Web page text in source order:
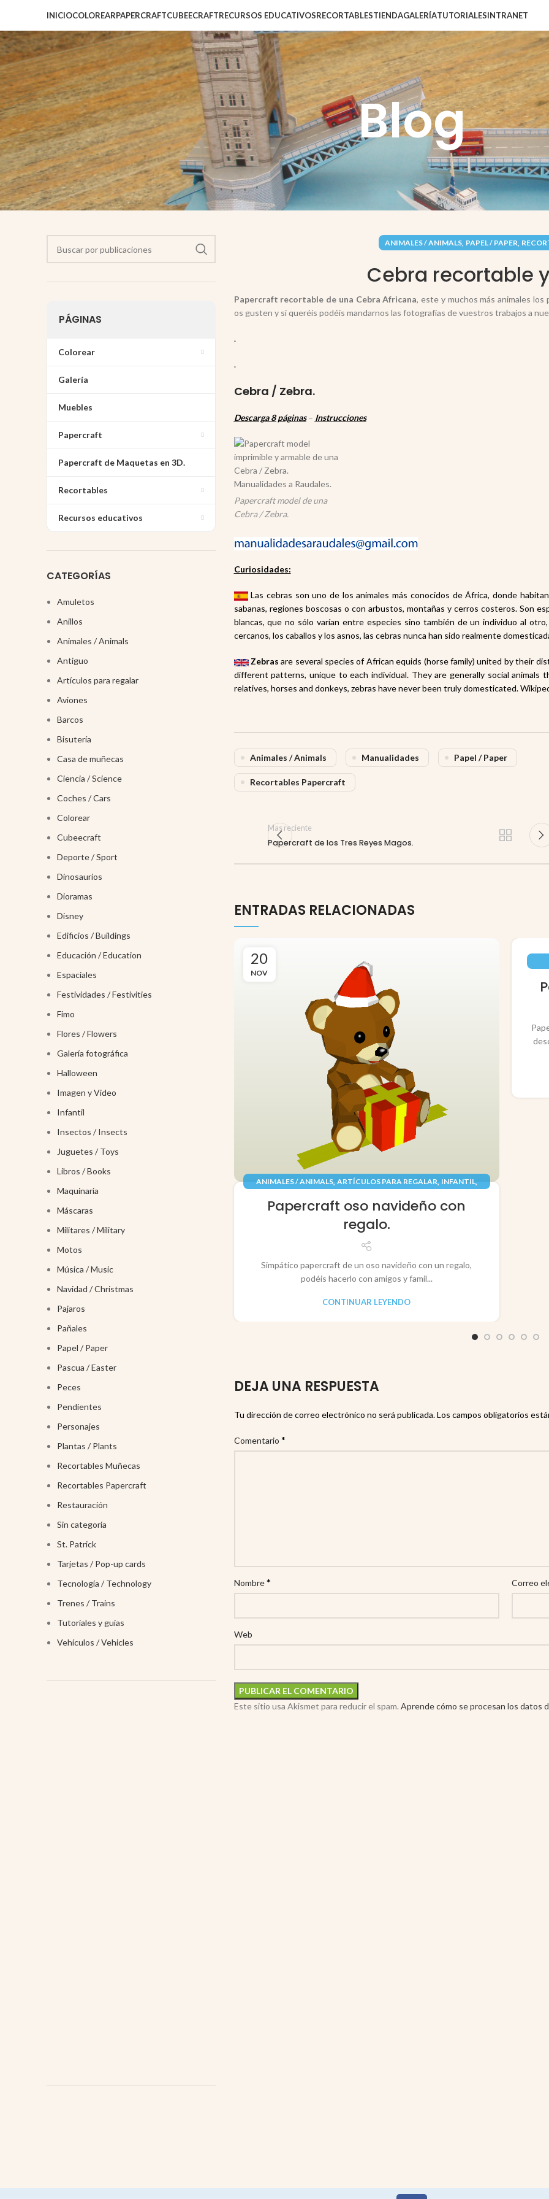
INICIOCOLOREARPAPERCRAFTCUBEECRAFTRECURSOS EDUCATIVOSRECORTABLESTIENDAGALERÍATUTORIALESINTRANET
Blog
ANIMALES / ANIMALS, PAPEL / PAPER,
Cebra recortable
Papercraft recortable de una Cebra Africana, este y muchos más animales
os gusten y si queréis podéis mandarnos las fotografías de vuestros trabajos a
.
.
Cebra / Zebra.
Descarga 8 páginas– Instrucciones
Papercraft model de una
Cebra / Zebra.
Curiosidades:
Las cebras son uno de los animales más conocidos de África, donde
sabanas, regiones boscosas o con arbustos, montañas y cerros costeros. Son
blancas, que no sólo varían entre especies sino también de un individuo al
cercanos, los caballos y los asnos, las cebras nunca han sido realmente
Zebras are several species of African equids (horse family) united by their
different patterns, unique to each individual. They are generally social animals
relatives, horses and donkeys, zebras have never been truly domesticated.
Animales / Animals Manualidades Papel / Paper
Recortables Papercraft
Mas reciente
Papercraft de los Tres Reyes Magos.
ENTRADAS RELACIONADAS
20
NOV
ANIMALES / ANIMALS, ARTÍCULOS PARA REGALAR, INFANTIL,
Papercraft oso navideño con
regalo.
Simpático papercraft de un oso navideño con un regalo,
podéis hacerlo con amigos y famil...
CONTINUAR LEYENDO
DEJA UNA RESPUESTA
Tu dirección de correo electrónico no será publicada. Los campos obligatorios
Comentario *
Nombre* Correo
Web
Este sitio usa Akismet para reducir el spam. Aprende cómo se procesan los datos
PÁGINAS
Colorear
Galería
Muebles
Papercraft
Papercraft de Maquetas en 3D.
Recortables
Recursos educativos
CATEGORÍAS
Amuletos
Anillos
Animales / Animals
Antiguo
Artículos para regalar
Aviones
Barcos
Bisutería
Casa de muñecas
Ciencia / Science
Coches / Cars
Colorear
Cubeecraft
Deporte / Sport
Dinosaurios
Dioramas
Disney
Edificios / Buildings
Educación / Education
Espaciales
Festividades / Festivities
Fimo
Flores / Flowers
Galería fotográfica
Halloween
Imagen y Video
Infantil
Insectos / Insects
Juguetes / Toys
Libros / Books
Maquinaria
Máscaras
Militares / Military
Motos
Música / Music
Navidad / Christmas
Pajaros
Pañales
Papel / Paper
Pascua / Easter
Peces
Pendientes
Personajes
Plantas / Plants
Recortables Muñecas
Recortables Papercraft
Restauración
Sin categoría
St. Patrick
Tarjetas / Pop-up cards
Tecnología / Technology
Trenes / Trains
Tutoriales y guías
Vehículos / Vehicles